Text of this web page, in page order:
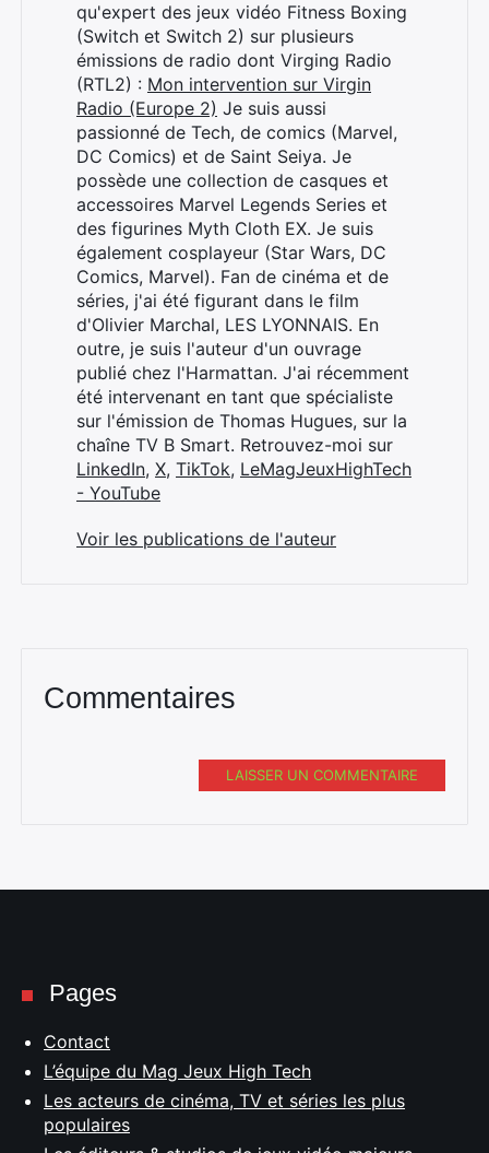
qu'expert des jeux vidéo Fitness Boxing
(Switch et Switch 2) sur plusieurs
émissions de radio dont Virging Radio
(RTL2) : Mon intervention sur Virgin
Radio (Europe 2) Je suis aussi
passionné de Tech, de comics (Marvel,
DC Comics) et de Saint Seiya. Je
possède une collection de casques et
accessoires Marvel Legends Series et
des figurines Myth Cloth EX. Je suis
également cosplayeur (Star Wars, DC
Comics, Marvel). Fan de cinéma et de
séries, j'ai été figurant dans le film
d'Olivier Marchal, LES LYONNAIS. En
outre, je suis l'auteur d'un ouvrage
publié chez l'Harmattan. J'ai récemment
été intervenant en tant que spécialiste
sur l'émission de Thomas Hugues, sur la
chaîne TV B Smart. Retrouvez-moi sur
LinkedIn, X, TikTok, LeMagJeuxHighTech
- YouTube
Voir les publications de l'auteur
Commentaires
LAISSER UN COMMENTAIRE
Pages
Contact
L’équipe du Mag Jeux High Tech
Les acteurs de cinéma, TV et séries les plus
populaires